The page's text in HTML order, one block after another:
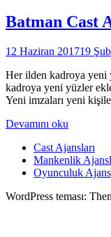
Batman Cast
12 Haziran 201719
Her ilden kadroya yeni
kadroya yeni yüzler
Yeni imzaları yeni
Devamını oku
Cast Ajansları
Mankenlik
Oyunculuk
WordPress teması: